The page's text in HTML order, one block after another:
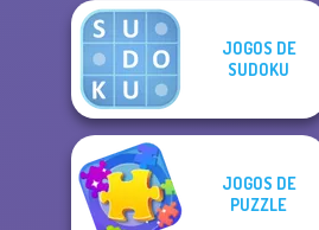
JOGOS DE
SUDOKU
JOGOS DE
PUZZLE